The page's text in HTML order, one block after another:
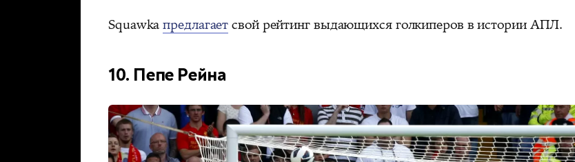
Squawkaпредлагаетсвой рейтинг выдающихся голкиперов в истории АПЛ.
10. Пепе Рейна